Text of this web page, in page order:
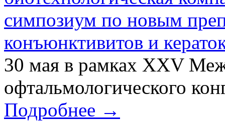
симпозиум по новым
конъюнктивитов и
30 мая в рамках XXV
офтальмологического
Подробнее →